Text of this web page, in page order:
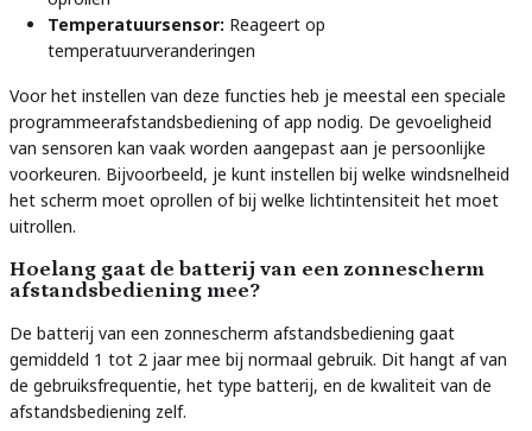
Temperatuursensor: Reageert op
temperatuurveranderingen
Voor het instellen van deze functies heb je meestal een speciale
programmeerafstandsbediening of app nodig. De gevoeligheid
van sensoren kan vaak worden aangepast aan je persoonlijke
voorkeuren. Bijvoorbeeld, je kunt instellen bij welke windsnelheid
het scherm moet oprollen of bij welke lichtintensiteit het moet
uitrollen.
Hoelang gaat de batterij van een zonnescherm
afstandsbediening mee?
De batterij van een zonnescherm afstandsbediening gaat
gemiddeld 1 tot 2 jaar mee bij normaal gebruik. Dit hangt af van
de gebruiksfrequentie, het type batterij, en de kwaliteit van de
afstandsbediening zelf.